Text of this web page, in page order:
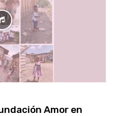
Amor en